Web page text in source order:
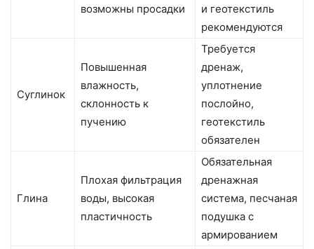
возможны просадки
и геотекстиль
рекомендуются
Суглинок
Повышенная
влажность,
склонность к
пучению
Требуется
дренаж,
уплотнение
послойно,
геотекстиль
обязателен
Глина
Плохая фильтрация
воды, высокая
пластичность
Обязательная
дренажная
система, песчаная
подушка с
армированием